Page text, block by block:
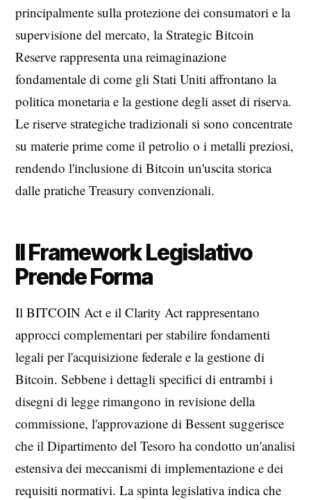
principalmente sulla protezione dei consumatori e la
supervisione del mercato, la Strategic Bitcoin
Reserve rappresenta una reimaginazione
fondamentale di come gli Stati Uniti affrontano la
politica monetaria e la gestione degli asset di riserva.
Le riserve strategiche tradizionali si sono concentrate
su materie prime come il petrolio o i metalli preziosi,
rendendo l'inclusione di Bitcoin un'uscita storica
dalle pratiche Treasury convenzionali.
Il Framework Legislativo
Prende Forma
Il BITCOIN Act e il Clarity Act rappresentano
approcci complementari per stabilire fondamenti
legali per l'acquisizione federale e la gestione di
Bitcoin. Sebbene i dettagli specifici di entrambi i
disegni di legge rimangono in revisione della
commissione, l'approvazione di Bessent suggerisce
che il Dipartimento del Tesoro ha condotto un'analisi
estensiva dei meccanismi di implementazione e dei
requisiti normativi. La spinta legislativa indica che